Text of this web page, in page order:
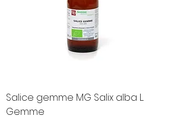
Salice gemme MG Salix alba L.
Gemme